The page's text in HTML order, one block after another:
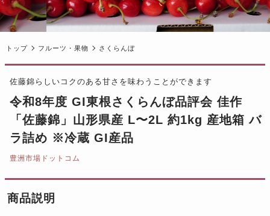
トップ フルーツ・果物 さくらんぼ
佐藤錦らしいコクのある甘さを味わうことができます
令和8年度 GI東根さくらんぼ品評会 佳作
「佐藤錦」山形県産 L〜2L 約1kg 産地箱 バ
ラ詰め ※冷蔵 GI産品
豊洲市場ドットコム
商品説明